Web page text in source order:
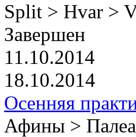
Split > Hvar >
Завершен
11.10.2014
18.10.2014
Осенняя
Афины > Палеа